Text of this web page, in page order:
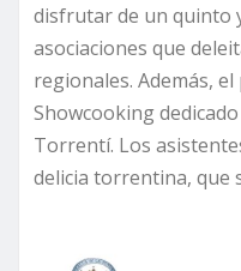
disfrutar de un quinto
asociaciones que
regionales. Además,
Showcooking
Torrentí. Los
delicia torrentina, que